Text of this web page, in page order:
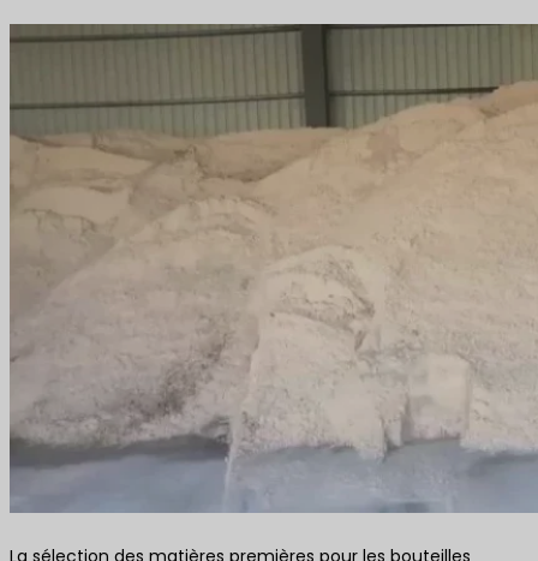
La sélection des matières premières pour les bouteilles